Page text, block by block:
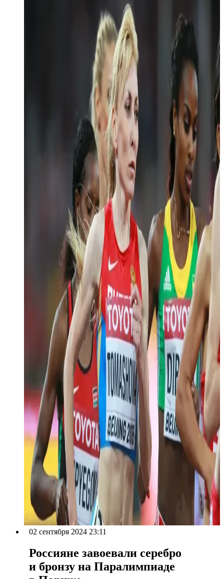
02 сентября 2024 23:11
Россияне завоевали серебро
и бронзу на Паралимпиаде